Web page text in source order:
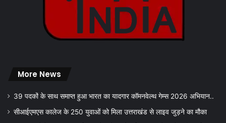
More News
39 पदकों के साथ समाप्त हुआ भारत का यादगार कॉमनवेल्थ गेम्स 2026 अभियान..
सीआईएमएस कालेज के 250 युवाओं को मिला उत्तराखंड से लाइव जुड़ने का मौका